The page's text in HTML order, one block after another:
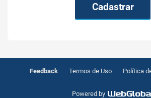
Cadastrar
Feedback Termos de Uso Política
Powered by